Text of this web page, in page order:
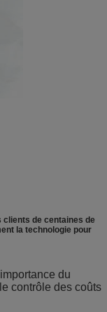
de centaines de
la technologie pour
du
contrôle des coûts